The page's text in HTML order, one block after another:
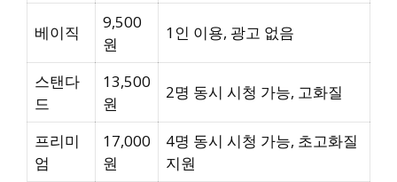
베이직
9,500
원
1인 이용, 광고 없음
스탠다
드
13,500
원
2명 동시 시청 가능, 고화질
프리미
엄
17,000
원
4명 동시 시청 가능, 초고화질
지원